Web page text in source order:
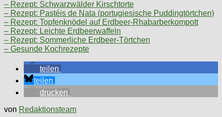
– Rezept: Schwarzwälder Kirschtorte
– Rezept: Pastéis de Nata (portugiesische Puddingtörtchen)
– Rezept: Topfenknödel auf Erdbeer-Rhabarberkompott
– Rezept: Leichte Erdbeerwaffeln
– Rezept: Sommerliche Erdbeer-Törtchen
– Gesunde Kochrezepte
teilen
teilen
drucken
von Redaktionsteam